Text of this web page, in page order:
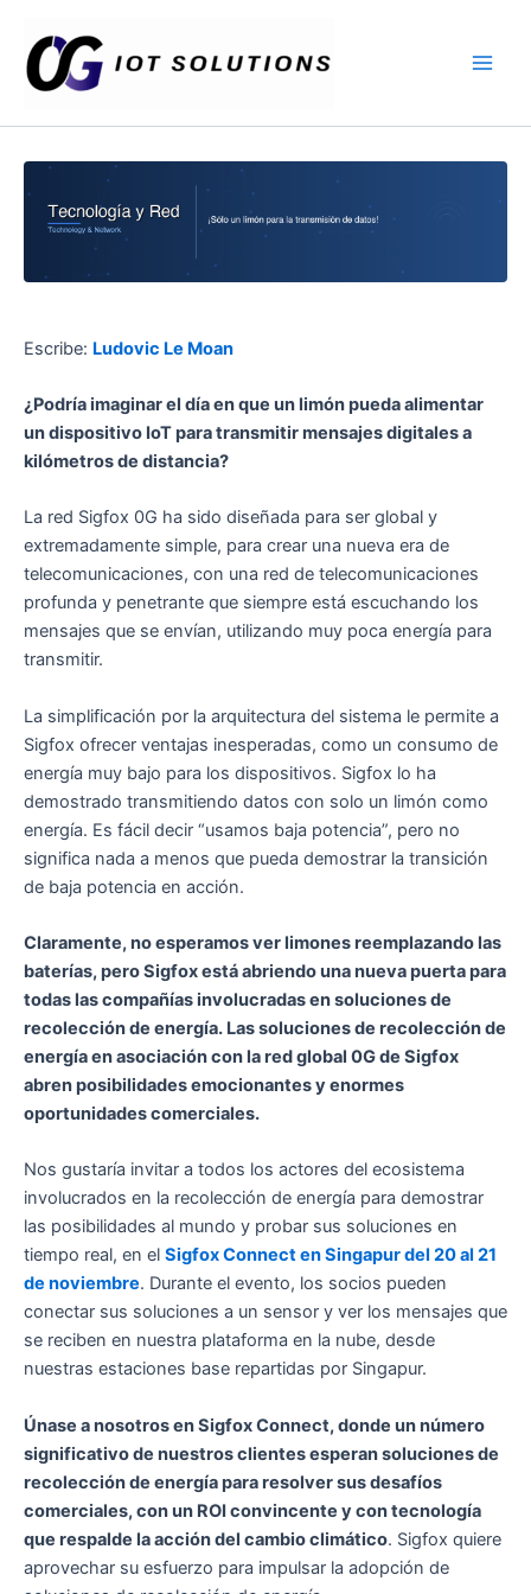
contenido
Escribe: Ludovic Le Moan
¿Podría imaginar el día en que un limón pueda alimentar
un dispositivo IoT paratransmitir mensajes digitales a
kilómetros de distancia?
La red Sigfox 0G ha sido diseñada para ser global y
extremadamente simple, para crear una nueva era de
telecomunicaciones, con una red de telecomunicaciones
profunda y penetrante que siempre está escuchando los
mensajes que se envían, utilizando muy poca energía para
transmitir.
La simplificación por la arquitectura del sistema le permite a
Sigfox ofrecer ventajas inesperadas, como un consumo de
energía muy bajo para los dispositivos. Sigfox lo ha
demostrado transmitiendo datos con solo un limón como
energía. Es fácil decir “usamos baja potencia”, pero no
significa nada a menos que pueda demostrar la transición
de baja potencia en acción.
Claramente, no esperamos ver limones reemplazando las
baterías, pero Sigfox está abriendo una nueva puerta para
todas las compañías involucradas en soluciones de
recolección de energía. Las soluciones de recolección de
energía en asociación con la red global 0G de Sigfox
abren posibilidades emocionantes y enormes
oportunidades comerciales.
Nos gustaría invitar a todos los actores del ecosistema
involucrados en la recolección de energía para demostrar
las posibilidades al mundo y probar sus soluciones en
tiempo real, en el Sigfox Connect en Singapur del 20 al 21
de noviembre. Durante el evento, los socios pueden
conectar sus soluciones a un sensor y ver los mensajes que
se reciben en nuestra plataforma en la nube, desde
nuestras estaciones base repartidas por Singapur.
Únase a nosotros en Sigfox Connect, donde un número
significativo de nuestros clientes esperan soluciones de
recolección de energía para resolver sus desafíos
comerciales, con un ROI convincente y con tecnología
que respalde la acción del cambio climático. Sigfox quiere
aprovechar su esfuerzo para impulsar la adopción de